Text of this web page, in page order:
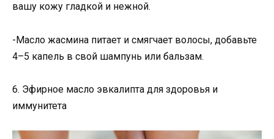
вашу кожу гладкой и нежной.
-Масло жасмина питает и смягчает волосы, добавьте
4–5 капель в свой шампунь или бальзам.
6. Эфирное масло эвкалипта для здоровья и
иммунитета